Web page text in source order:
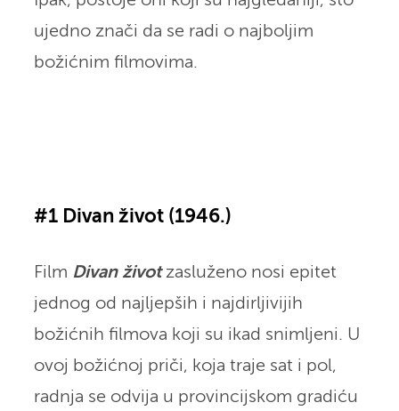
ujedno znači da se radi o najboljim
božićnim filmovima.
#1 Divan život (1946.)
Film Divan životzasluženo nosi epitet
jednog od najljepših i najdirljivijih
božićnih filmova koji su ikad snimljeni. U
ovoj božićnoj priči, koja traje sat i pol,
radnja se odvija u provincijskom gradiću